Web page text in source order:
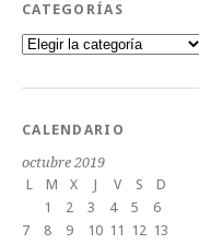
CATEGORÍAS
Categorías
CALENDARIO
octubre 2019
L
M X J V S
D
1
2 3 4 5
6
7
8 9 10 11 12 13